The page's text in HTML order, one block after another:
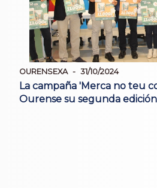
OURENSEXA 31/10/2024
La campaña 'Merca no teu
Ourense su segunda edición